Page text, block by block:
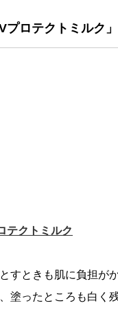
プロテクトミルク
テクトミルク
すときも肌に負担が
塗ったところも白く